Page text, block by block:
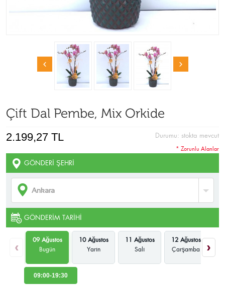
Çift Dal Pembe, Mix Orkide
Durumu: stokta mevcut
2.199,27 TL
GÖNDERI ŞEHRI
GÖNDERIM TARIHI
‹
09 Ağustos
Bugün
10 Ağustos
Yarın
11 Ağustos
Salı
12 Ağustos
Çarşamba
›
09:00-19:30
* Zorunlu Alanlar